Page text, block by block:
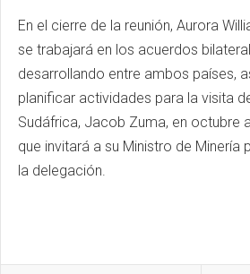
En el cierre de la reunión, Aurora
se trabajará en los acuerdos
desarrollando entre ambos países,
planificar actividades para la visita
Sudáfrica, Jacob Zuma, en octubre
que invitará a su Ministro de Minería
la delegación.